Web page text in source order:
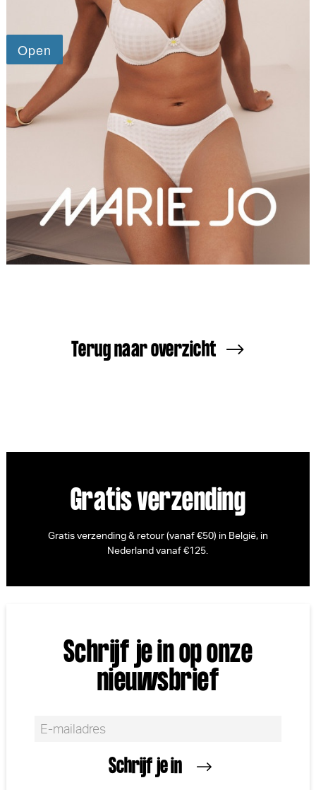
Terug naar overzicht
Gratis verzending
Gratis verzending & retour (vanaf €50) in België, in
Nederland vanaf €125.
Schrijf je in op onze
nieuwsbrief